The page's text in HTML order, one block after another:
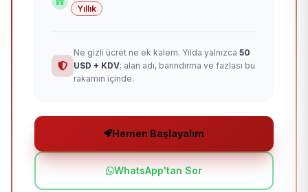
Yıllık
Ne gizli ücret ne ek kalem. Yılda yalnızca 50
USD + KDV; alan adı, barındırma ve fazlası bu
rakamın içinde.
Hemen Başlayalım
WhatsApp'tan Sor